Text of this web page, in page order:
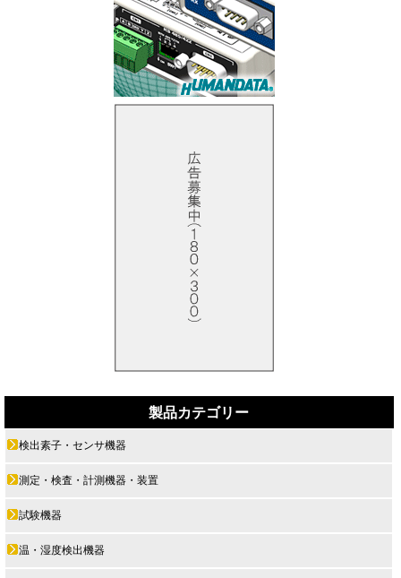
製品カテゴリー
検出素子・センサ機器
測定・検査・計測機器・装置
試験機器
温・湿度検出機器